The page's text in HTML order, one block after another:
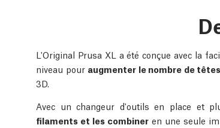
L'Original Prusa XL a été conçue avec la
niveau pour augmenter le nombre de
3D.
Avec un changeur d'outils en place et
filaments et les combiner en une seule